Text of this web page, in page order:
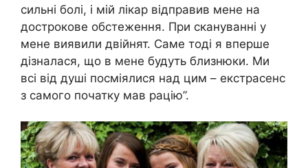
сильні болі, і мій лікар відправив мене на
дострокове обстеження. При скануванні у
мене виявили двійнят. Саме тоді я вперше
дізналася, що в мене будуть близнюки. Ми
всі від душі посміялися над цим – екстрасенс
з самого початку мав рацію”.